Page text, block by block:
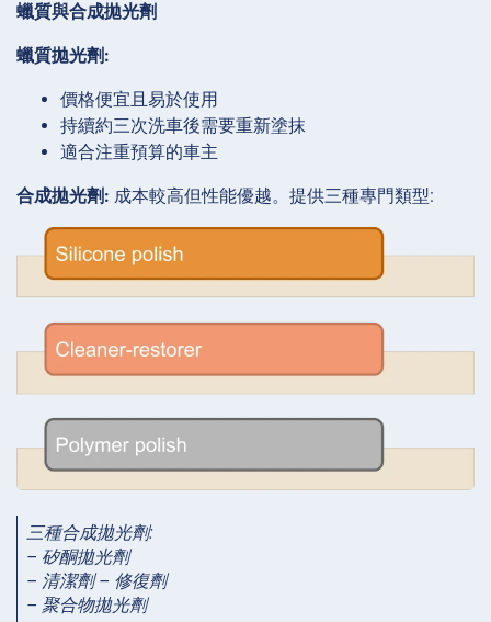
蠟質與合成拋光劑
蠟質拋光劑:
價格便宜且易於使用
持續約三次洗車後需要重新塗抹
適合注重預算的車主
合成拋光劑: 成本較高但性能優越。提供三種專門類型:
三種合成拋光劑:
– 矽酮拋光劑
– 清潔劑 – 修復劑
– 聚合物拋光劑